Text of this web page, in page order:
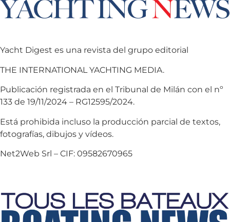
Yacht Digest es una revista del grupo editorial
THE INTERNATIONAL YACHTING MEDIA.
Publicación registrada en el Tribunal de Milán con el nº
133 de 19/11/2024 – RG12595/2024.
Está prohibida incluso la producción parcial de textos,
fotografías, dibujos y vídeos.
Net2Web Srl – CIF: 09582670965